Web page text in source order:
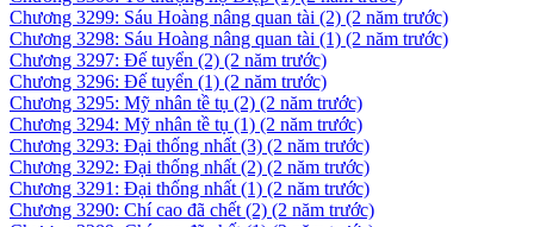
Chương 3299: Sáu Hoàng nâng quan tài (2) (2 năm trước)
Chương 3298: Sáu Hoàng nâng quan tài (1) (2 năm trước)
Chương 3297: Đế tuyển (2) (2 năm trước)
Chương 3296: Đế tuyển (1) (2 năm trước)
Chương 3295: Mỹ nhân tề tụ (2) (2 năm trước)
Chương 3294: Mỹ nhân tề tụ (1) (2 năm trước)
Chương 3293: Đại thống nhất (3) (2 năm trước)
Chương 3292: Đại thống nhất (2) (2 năm trước)
Chương 3291: Đại thống nhất (1) (2 năm trước)
Chương 3290: Chí cao đã chết (2) (2 năm trước)